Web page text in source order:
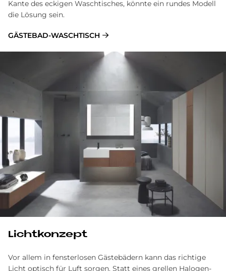
Kante des eckigen Waschtisches, könnte ein rundes Modell
die Lösung sein.
GÄSTEBAD-WASCHTISCH
Licht­kon­ze­pt
Vor allem in fensterlosen Gästebädern kann das richtige
Licht optisch für Luft sorgen. Statt eines grellen Halogen-